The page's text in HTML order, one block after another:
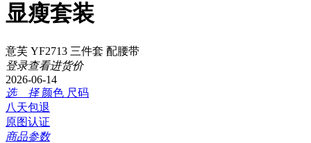
显瘦套装
意芙 YF2713 三件套 配腰带
登录查看进货价
2026-06-14
选 择 颜色 尺码
八天包退
原图认证
商品参数